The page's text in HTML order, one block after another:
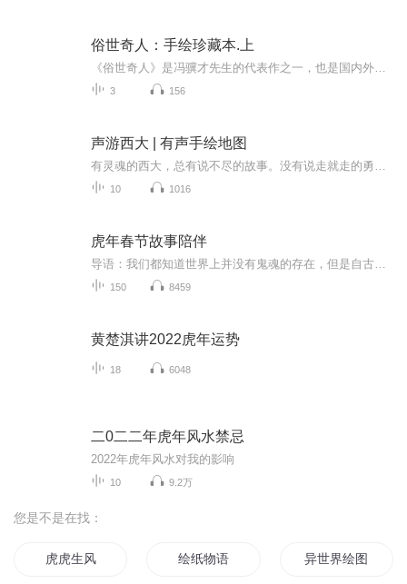
俗世奇人：手绘珍藏本.上
3 156
声游西大 | 有声手绘地图
10 1016
虎年春节故事陪伴
150 8459
黄楚淇讲2022虎年运势
18 6048
二0二二年虎年风水禁忌
2022年虎年风水对我的影响
10 9.2万
您是不是在找：
虎虎生风 绘纸物语 异世界绘图